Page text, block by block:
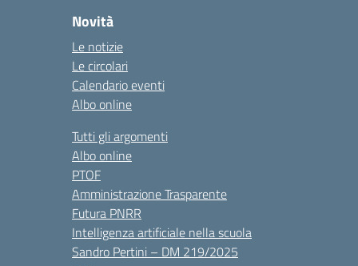
Novità
Le notizie
Le circolari
Calendario eventi
Albo online
Tutti gli argomenti
Albo online
PTOF
Amministrazione Trasparente
Futura PNRR
Intelligenza artificiale nella scuola
Sandro Pertini – DM 219/2025